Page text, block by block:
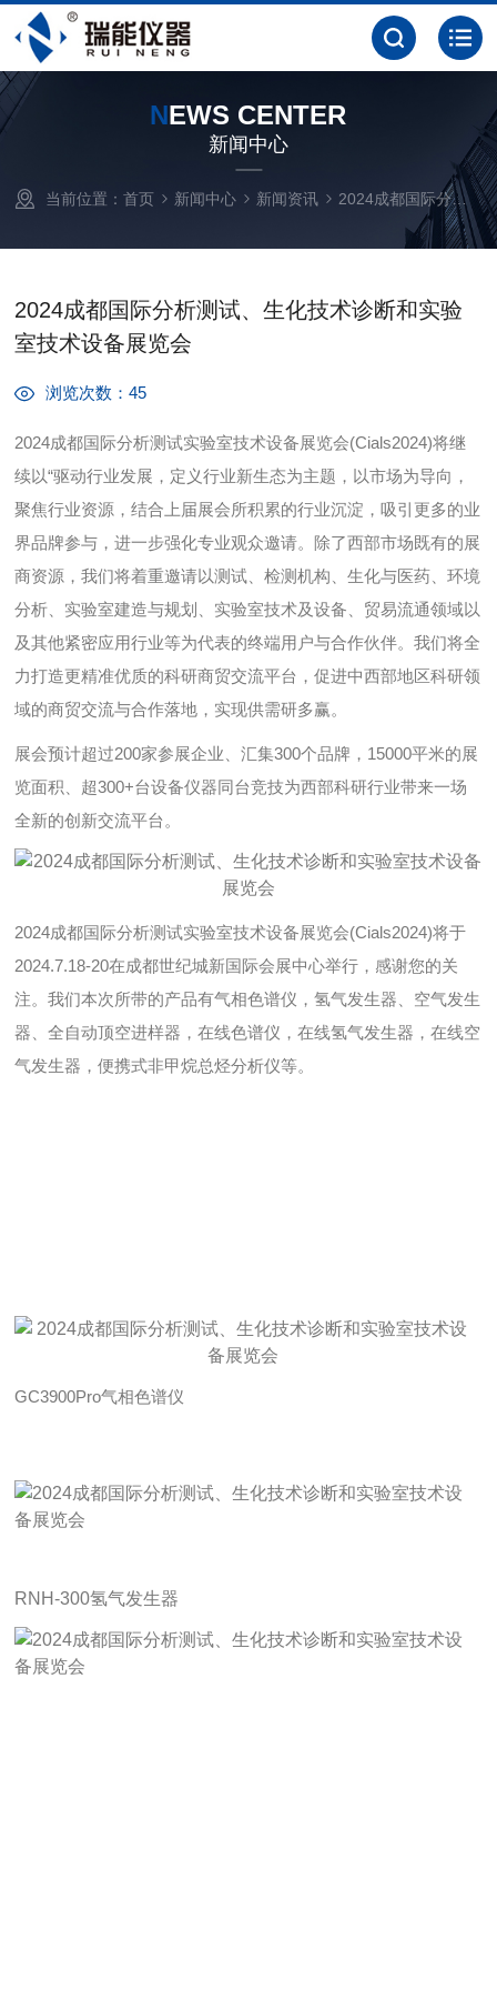
NEWS CENTER
新闻中心
当前位置：首页 新闻中心 新闻资讯 2024成都国际分析测试、生化技术诊断和实验室技术设备展览会
2024成都国际分析测试、生化技术诊断和实验
室技术设备展览会
浏览次数：45
2024成都国际分析测试实验室技术设备展览会(Cials2024)将继
续以“驱动行业发展，定义行业新生态为主题，以市场为导向，
聚焦行业资源，结合上届展会所积累的行业沉淀，吸引更多的业
界品牌参与，进一步强化专业观众邀请。除了西部市场既有的展
商资源，我们将着重邀请以测试、检测机构、生化与医药、环境
分析、实验室建造与规划、实验室技术及设备、贸易流通领域以
及其他紧密应用行业等为代表的终端用户与合作伙伴。我们将全
力打造更精准优质的科研商贸交流平台，促进中西部地区科研领
域的商贸交流与合作落地，实现供需研多赢。
展会预计超过200家参展企业、汇集300个品牌，15000平米的展
览面积、超300+台设备仪器同台竞技为西部科研行业带来一场
全新的创新交流平台。
2024成都国际分析测试实验室技术设备展览会(Cials2024)将于
2024.7.18-20在成都世纪城新国际会展中心举行，感谢您的关
注。我们本次所带的产品有气相色谱仪，氢气发生器、空气发生
器、全自动顶空进样器，在线色谱仪，在线氢气发生器，在线空
气发生器，便携式非甲烷总烃分析仪等。
GC3900Pro气相色谱仪
RNH-300氢气发生器